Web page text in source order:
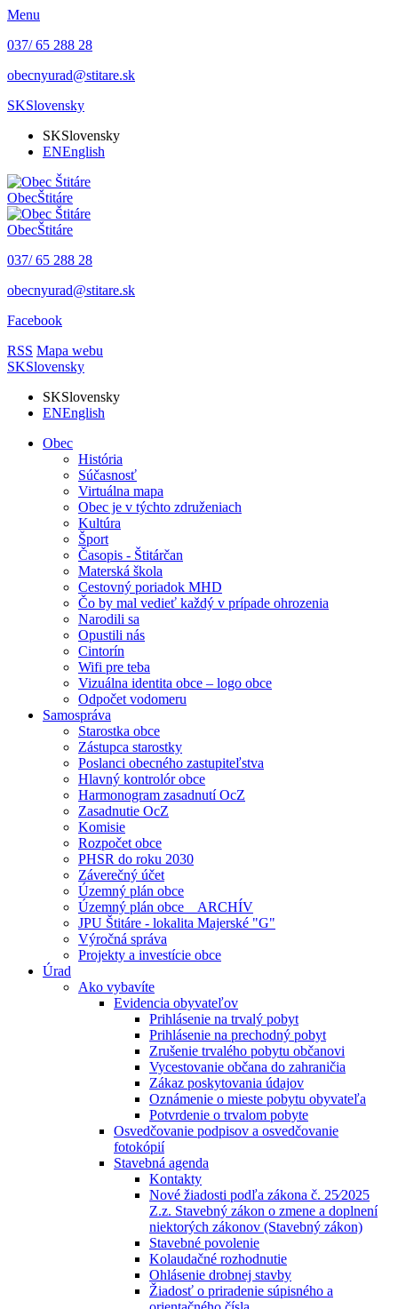
Menu
037/ 65 288 28
obecnyurad@stitare.sk
SKSlovensky
SKSlovensky
ENEnglish
ObecŠtitáre
ObecŠtitáre
037/ 65 288 28
obecnyurad@stitare.sk
Facebook
RSS Mapa webu
SKSlovensky
SKSlovensky
ENEnglish
Obec
História
Súčasnosť
Virtuálna mapa
Obec je v týchto združeniach
Kultúra
Šport
Časopis - Štitárčan
Materská škola
Cestovný poriadok MHD
Čo by mal vedieť každý v prípade ohrozenia
Narodili sa
Opustili nás
Cintorín
Wifi pre teba
Vizuálna identita obce – logo obce
Odpočet vodomeru
Samospráva
Starostka obce
Zástupca starostky
Poslanci obecného zastupiteľstva
Hlavný kontrolór obce
Harmonogram zasadnutí OcZ
Zasadnutie OcZ
Komisie
Rozpočet obce
PHSR do roku 2030
Záverečný účet
Územný plán obce
Územný plán obce _ ARCHÍV
JPU Štitáre - lokalita Majerské "G"
Výročná správa
Projekty a investície obce
Úrad
Ako vybavíte
Evidencia obyvateľov
Prihlásenie na trvalý pobyt
Prihlásenie na prechodný pobyt
Zrušenie trvalého pobytu občanovi
Vycestovanie občana do zahraničia
Zákaz poskytovania údajov
Oznámenie o mieste pobytu obyvateľa
Potvrdenie o trvalom pobyte
Osvedčovanie podpisov a osvedčovanie
fotokópií
Stavebná agenda
Kontakty
Nové žiadosti podľa zákona č. 25⁄2025
Z.z. Stavebný zákon o zmene a doplnení
niektorých zákonov (Stavebný zákon)
Stavebné povolenie
Kolaudačné rozhodnutie
Ohlásenie drobnej stavby
Žiadosť o priradenie súpisného a